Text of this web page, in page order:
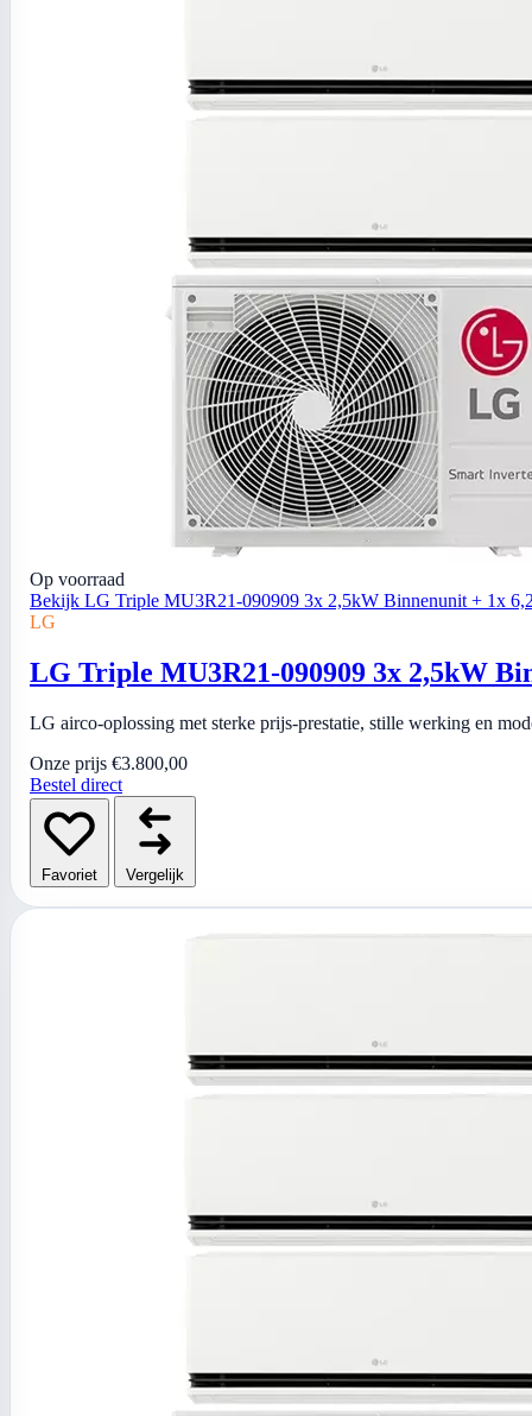
Op voorraad
Bekijk LG Triple MU3R21-090909 3x 2,5kW Binnenunit + 1x
LG
LG Triple MU3R21-090909 3x 2,5kW
LG airco-oplossing met sterke prijs-prestatie, stille werking en
Onze prijs €3.800,00
Bestel direct
Favoriet Vergelijk